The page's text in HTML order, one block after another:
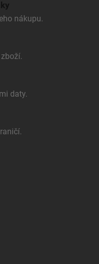
nákupu.
daty.